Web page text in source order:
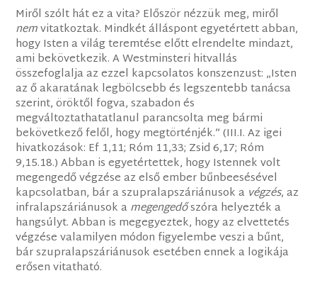
Miről szólt hát ez a vita? Először nézzük meg, miről
nemvitatkoztak. Mindkét álláspont egyetértett abban,
hogy Isten a világ teremtése előtt elrendelte mindazt,
ami bekövetkezik. A Westminsteri hitvallás
összefoglalja az ezzel kapcsolatos konszenzust: „Isten
az ő akaratának legbölcsebb és legszentebb tanácsa
szerint, öröktől fogva, szabadon és
megváltoztathatatlanul parancsolta meg bármi
bekövetkező felől, hogy megtörténjék.” (III.I. Az igei
hivatkozások: Ef 1,11; Róm 11,33; Zsid 6,17; Róm
9,15.18.) Abban is egyetértettek, hogy Istennek volt
megengedő végzése az első ember bűnbeesésével
kapcsolatban, bár a szupralapszáriánusok a végzés, az
infralapszáriánusok amegengedőszóra helyezték a
hangsúlyt. Abban is megegyeztek, hogy az elvettetés
végzése valamilyen módon figyelembe veszi a bűnt,
bár szupralapszáriánusok esetében ennek a logikája
erősen vitatható.